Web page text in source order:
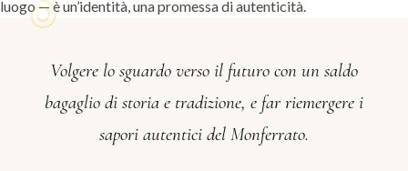
luogo — è un’identità, una promessa di autenticità.
Volgere lo sguardo verso il futuro con un saldo
bagaglio di storia e tradizione, e far riemergere i
sapori autentici del Monferrato.